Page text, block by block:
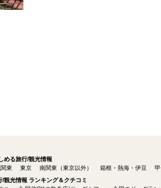
める旅行/観光情報
東 東京 南関東（東京以外） 箱根・熱海・伊豆
観光情報 ランキング＆クチコミ